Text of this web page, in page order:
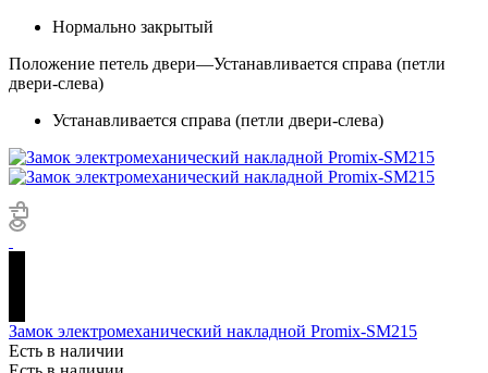
Нормально закрытый
Положение петель двери—Устанавливается справа (петли
двери-слева)
Устанавливается справа (петли двери-слева)
Замок электромеханический накладной Promix-SM215
Есть в наличии